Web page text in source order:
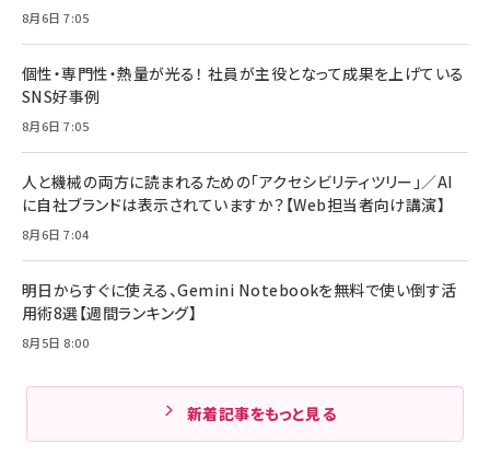
8月6日 7:05
個性・専門性・熱量が光る！ 社員が主役となって成果を上げている
SNS好事例
8月6日 7:05
人と機械の両方に読まれるための「アクセシビリティツリー」／AI
に自社ブランドは表示されていますか？【Web担当者向け講演】
8月6日 7:04
明日からすぐに使える、Gemini Notebookを無料で使い倒す活
用術8選【週間ランキング】
8月5日 8:00
新着記事をもっと見る